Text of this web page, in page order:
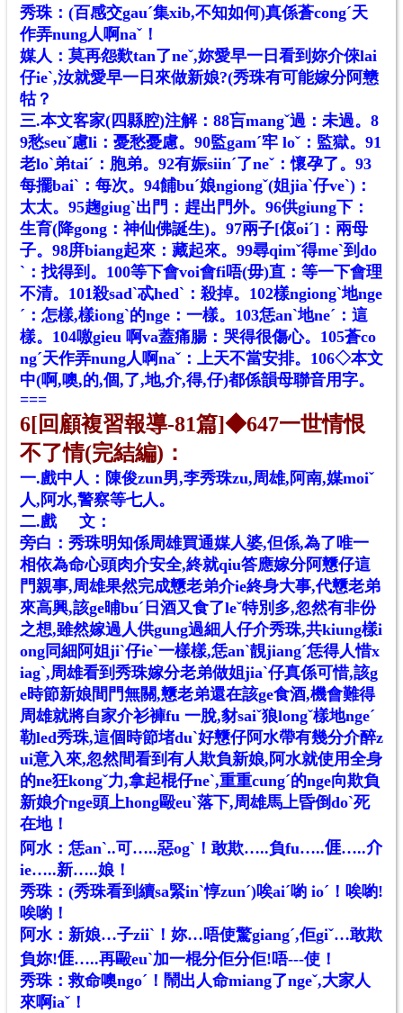
秀珠：(百感交gauˊ集xib,不知如何)真係蒼congˊ天
作弄nung人啊naˇ！
媒人：莫再怨歎tan了neˇ,妳愛早一日看到妳介倈lai
仔ieˋ,汝就愛早一日來做新娘?(秀珠有可能嫁分阿戆
牯？
三.本文客家(四縣腔)注解：88吂mangˇ過：未過。8
9愁seuˇ慮li：憂愁憂慮。90監gamˊ牢 loˇ：監獄。91
老loˋ弟taiˊ：胞弟。92有娠siinˊ了neˇ：懷孕了。93
每擺baiˋ：每次。94餔buˊ娘ngiongˇ(姐jiaˋ仔veˋ)：
太太。95趜giugˋ出門：趕出門外。96供giung下：
生育(降gong：神仙佛誕生)。97兩子[偯oiˊ]：兩母
子。98庰biang起來：藏起來。99尋qimˇ得meˋ到do
ˋ：找得到。100等下會voi會fi唔(毋)直：等一下會理
不清。101殺sadˋ忒hedˋ：殺掉。102樣ngiongˋ地nge
ˊ：怎樣,樣iongˋ的nge：一樣。103恁anˋ地neˊ：這
樣。104噭gieu 啊va蓋痛腸：哭得很傷心。105蒼co
ngˊ天作弄nung人啊naˇ：上天不當安排。106◇本文
中(啊,噢,的,個,了,地,介,得,仔)都係韻母聯音用字。
===
6[回顧複習報導-81篇]◆647一世情恨
不了情(完結編)：
一.戲中人：陳俊zun男,李秀珠zu,周雄,阿南,媒moiˇ
人,阿水,警察等七人。
二.戲 文：
旁白：秀珠明知係周雄買通媒人婆,但係,為了唯一
相依為命心頭肉介安全,終就qiu答應嫁分阿戇仔這
門親事,周雄果然完成戇老弟介ie終身大事,代戇老弟
來高興,該ge晡buˊ日酒又食了leˇ特別多,忽然有非份
之想,雖然嫁過人供gung過細人仔介秀珠,共kiung樣i
ong同細阿姐jiˋ仔ieˋ一樣樣,恁anˋ靚jiangˊ恁得人惜x
iagˋ,周雄看到秀珠嫁分老弟做姐jiaˋ仔真係可惜,該g
e時節新娘間門無關,戇老弟還在該ge食酒,機會難得
周雄就將自家介衫褲fu 一脫,豺saiˇ狼longˇ樣地ngeˊ
勒led秀珠,這個時節堵duˋ好戇仔阿水帶有幾分介醉z
ui意入來,忽然間看到有人欺負新娘,阿水就使用全身
的ne狂kongˇ力,拿起棍仔neˋ,重重cungˊ的nge向欺負
新娘介nge頭上hong毆euˋ落下,周雄馬上昏倒doˋ死
在地！
阿水：恁anˋ..可…..惡ogˋ！敢欺…..負fu…..𠊎…..介
ie…..新…..娘！
秀珠：(秀珠看到續sa緊inˋ惇zunˊ)唉aiˊ喲 ioˊ！唉喲!
唉喲！
阿水：新娘…子ziiˋ！妳…唔使驚giangˊ,佢giˇ…敢欺
負妳!𠊎…..再毆euˋ加一棍分佢分佢!唔---使！
秀珠：救命噢ngoˊ！鬧出人命miang了ngeˇ,大家人
來啊iaˇ！